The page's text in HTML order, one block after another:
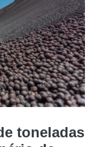
toneladas